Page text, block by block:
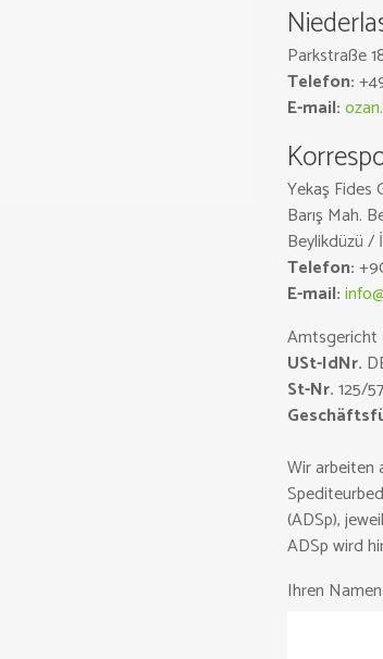
Parkstraße
Telefon:
E-mail:
Yekaş Fides
Barış Mah.
Beylikdüzü /
Telefon:
E-mail:
Amtsgericht
USt-IdNr.
St-Nr.125/
Wir arbeiten
(ADSp),
ADSp wird
Ihren Namen